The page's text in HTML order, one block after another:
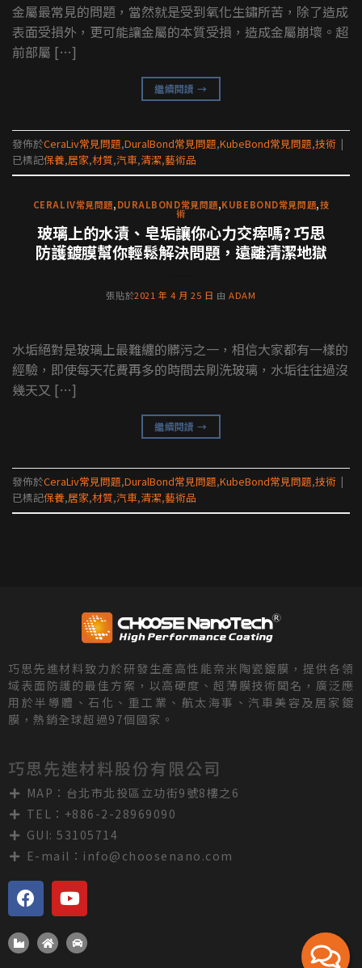
金屬最常見的問題，當然就是受到氧化生鏽所苦，除了造成
表面受損外，更可能讓金屬的本質受損，造成金屬崩壞。超
前部屬 […]
繼續閱讀→
發佈於CeraLiv常見問題,DuralBond常見問題,KubeBond常見問題,技術 |
已標記保養,居家,材質,汽車,清潔,藝術品
CERALIV常見問題,DURALBOND常見問題,KUBEBOND常見問題,技
術
玻璃上的水漬、皂垢讓你心力交瘁嗎? 巧思
防護鍍膜幫你輕鬆解決問題，遠離清潔地獄
張貼於2021 年 4 月 25 日 由ADAM
水垢絕對是玻璃上最難纏的髒污之一，相信大家都有一樣的
經驗，即使每天花費再多的時間去刷洗玻璃，水垢往往過沒
幾天又 […]
繼續閱讀→
發佈於CeraLiv常見問題,DuralBond常見問題,KubeBond常見問題,技術 |
已標記保養,居家,材質,汽車,清潔,藝術品
巧思先進材料致力於研發生產高性能奈米陶瓷鍍膜，提供各領
域表面防護的最佳方案，以高硬度、超薄膜技術聞名，廣泛應
用於半導體、石化、重工業、航太海事、汽車美容及居家鍍
膜，熱銷全球超過97個國家。
巧思先進材料股份有限公司
MAP：台北市北投區立功街9號8樓之6
TEL：+886-2-28969090
GUI: 53105714
E-mail： info@choosenano.com